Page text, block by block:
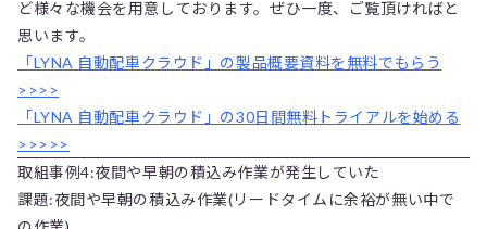
ど様々な機会を用意しております。ぜひ一度、ご覧頂ければと
思います。
「LYNA 自動配車クラウド」の製品概要資料を無料でもらう
>>>>
「LYNA 自動配車クラウド」の30日間無料トライアルを始める
>>>>>
取組事例4:夜間や早朝の積込み作業が発生していた
課題:夜間や早朝の積込み作業(リードタイムに余裕が無い中で